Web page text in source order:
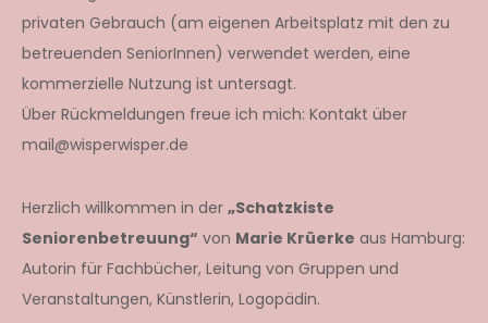
privaten Gebrauch (am eigenen Arbeitsplatz mit den zu
betreuenden SeniorInnen) verwendet werden, eine
kommerzielle Nutzung ist untersagt.
Über Rückmeldungen freue ich mich: Kontakt über
mail@wisperwisper.de
Herzlich willkommen in der „Schatzkiste
Seniorenbetreuung“ von Marie Krüerke aus Hamburg:
Autorin für Fachbücher, Leitung von Gruppen und
Veranstaltungen, Künstlerin, Logopädin.